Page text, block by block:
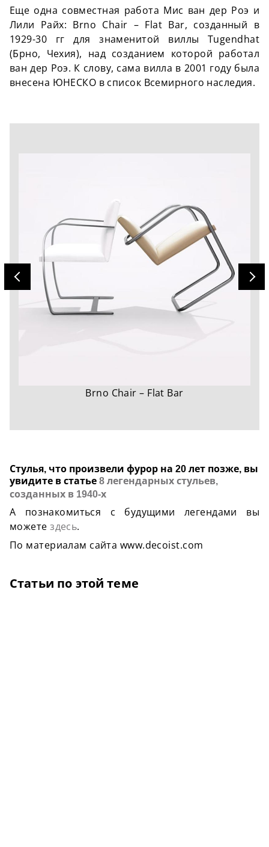
Еще одна совместная работа Мис ван дер Роэ и
Лили Райх: Brno Chair – Flat Bar, созданный в
1929-30 гг для знаменитой виллы Tugendhat
(Брно, Чехия), над созданием которой работал
ван дер Роэ. К слову, сама вилла в 2001 году была
внесена ЮНЕСКО в список Всемирного наследия.
Brno Chair – Flat Bar
Стулья, что произвели фурор на 20 лет позже, вы
увидите в статье8 легендарных стульев,
созданных в 1940-х
А познакомиться с будущими легендами вы
можетездесь.
По материалам сайта www.decoist.com
Статьи по этой теме